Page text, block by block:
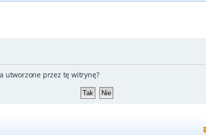
utworzone przez tę witrynę?